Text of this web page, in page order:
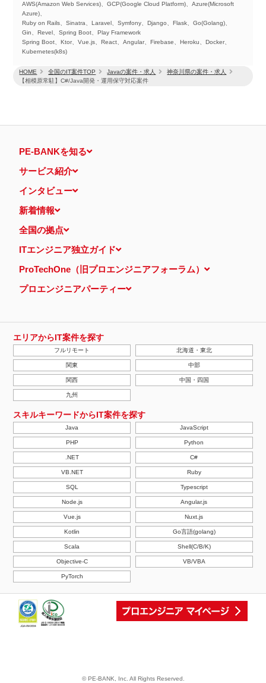
HOME 全国のIT案件TOP Javaの案件・求人
神奈川県の案件・求人
【相模原常駐】C#/Java開発・運用保守対応案件
AWS(Amazon Web Services)、GCP(Google Cloud Platform)、Azure(Microsoft
Azure)、
Ruby on Rails、Sinatra、Laravel、Symfony、Django、Flask、Go(Golang)、
Gin、Revel、Spring Boot、Play Framework
Spring Boot、Ktor、Vue.js、React、Angular、Firebase、Heroku、Docker、
Kubernetes(k8s)
PE-BANKを知る
サービス紹介
インタビュー
新着情報
全国の拠点
ITエンジニア独立ガイド
ProTechOne（旧プロエンジニアフォーラム）
プロエンジニアパーティー
エリアからIT案件を探す
フルリモート 北海道・東北
関東 中部
関西 中国・四国
九州
スキルキーワードからIT案件を探す
Java JavaScript
PHP Python
.NET C#
VB.NET Ruby
SQL Typescript
Node.js Angular.js
Vue.js Nuxt.js
Kotlin Go言語(golang)
Scala Shell(C/B/K)
Objective-C VB/VBA
PyTorch
© PE-BANK, Inc. All Rights Reserved.